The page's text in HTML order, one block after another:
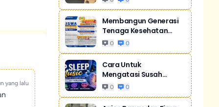
yang lalu
Membangun Generasi
Tenaga Kesehatan
Unggul Dan Men...
0 0
Cara Untuk
Mengatasi Susah
Tidur Akibat Stres
0 0